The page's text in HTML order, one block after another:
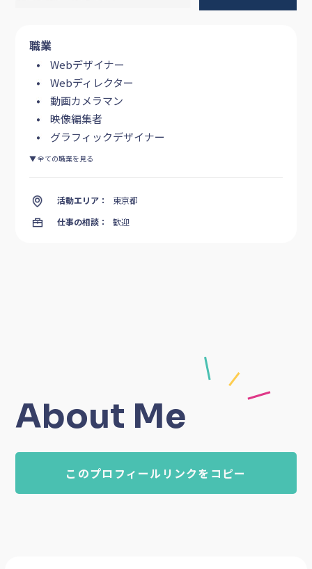
職業
Webデザイナー
Webディレクター
動画カメラマン
映像編集者
グラフィックデザイナー
▼ 全ての職業を見る
活動エリア：
東京都
仕事の相談：
歓迎
About Me
このプロフィールリンクをコピー